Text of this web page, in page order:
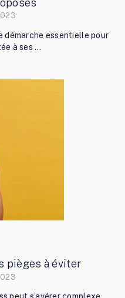
démarche essentielle pour
à ses …
pièges à éviter